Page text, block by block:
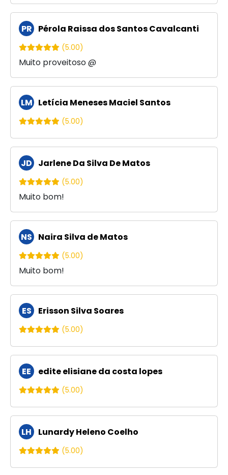
PR Pérola Raissa dos Santos Cavalcanti
(5.00)
Muito proveitoso @
LM Letícia Meneses Maciel Santos
(5.00)
JD Jarlene Da Silva De Matos
(5.00)
Muito bom!
NS Naira Silva de Matos
(5.00)
Muito bom!
ES Erisson Silva Soares
(5.00)
EE edite elisiane da costa lopes
(5.00)
LH Lunardy Heleno Coelho
(5.00)